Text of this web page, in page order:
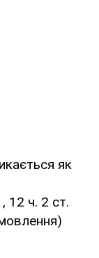
як
12 ч. 2 ст.